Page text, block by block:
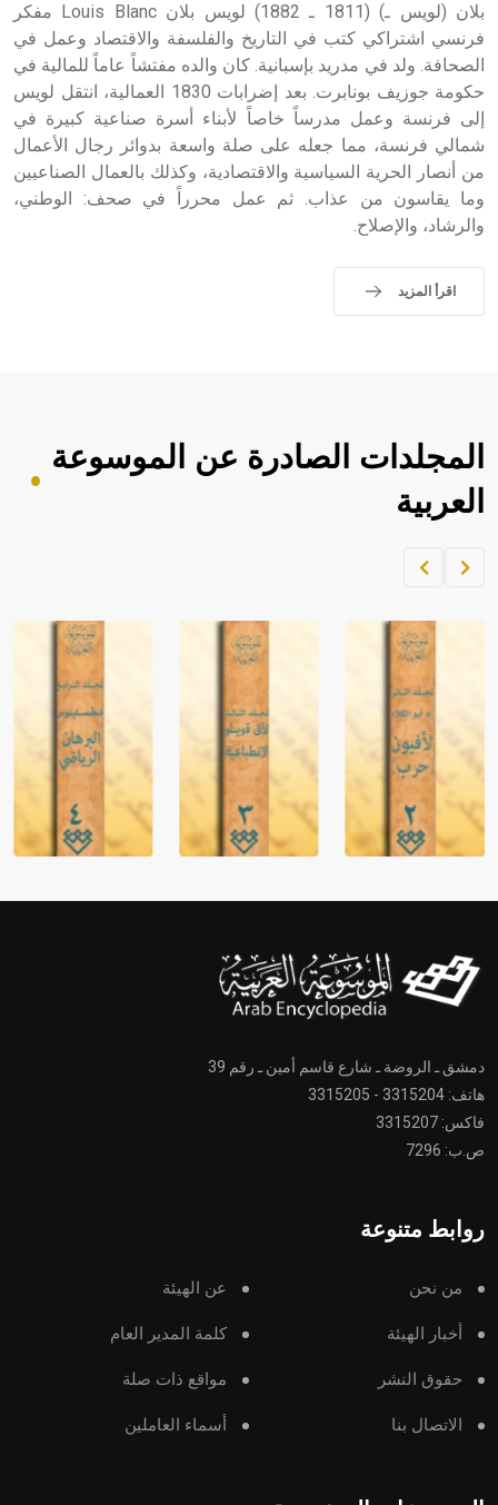
بلان (لويس ـ) (1811 ـ 1882) لويس بلان Louis Blanc مفكر
فرنسي اشتراكي كتب في التاريخ والفلسفة والاقتصاد وعمل في
الصحافة. ولد في مدريد بإسبانية. كان والده مفتشاً عاماً للمالية في
حكومة جوزيف بونابرت. بعد إضرابات 1830 العمالية، انتقل لويس
إلى فرنسة وعمل مدرساً خاصاً لأبناء أسرة صناعية كبيرة في
شمالي فرنسة، مما جعله على صلة واسعة بدوائر رجال الأعمال
من أنصار الحرية السياسية والاقتصادية، وكذلك بالعمال الصناعيين
وما يقاسون من عذاب. ثم عمل محرراً في صحف: الوطني،
والرشاد، والإصلاح.
اقرأ المزيد
المجلدات الصادرة عن الموسوعة
العربية
دمشق ـ الروضة ـ شارع قاسم أمين ـ رقم 39
هاتف: 3315204 - 3315205
فاكس: 3315207
ص.ب: 7296
روابط متنوعة
من نحن عن الهيئة
أخبار الهيئة كلمة المدير العام
حقوق النشر مواقع ذات صلة
الاتصال بنا أسماء العاملين